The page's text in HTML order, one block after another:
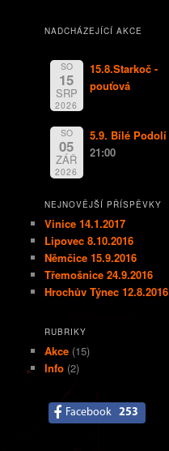
NADCHÁZEJÍCÍ AKCE
SO
15
SRP
2026
15.8.Starkoč -
pouťová
SO
05
ZÁŘ
2026
5.9. Bílé Podolí
21:00
NEJNOVĚJŠÍ PŘÍSPĚVKY
Vinice 14.1.2017
Lipovec 8.10.2016
Němčice 15.9.2016
Třemošnice 24.9.2016
Hrochův Týnec 12.8.2016
RUBRIKY
Akce (15)
Info (2)
Facebook 253